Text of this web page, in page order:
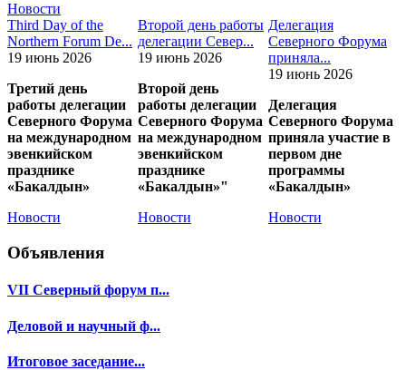
Новости
Third Day of the
Northern Forum De...
19 июнь 2026
Третий день
работы делегации
Северного Форума
на международном
эвенкийском
празднике
«Бакалдын»
Новости
Второй день работы
делегации Север...
19 июнь 2026
Второй день
работы делегации
Северного Форума
на международном
эвенкийском
празднике
«Бакалдын»"
Новости
Делегация
Северного Форума
приняла...
19 июнь 2026
Делегация
Северного Форума
приняла участие в
первом дне
программы
«Бакалдын»
Новости
Объявления
VII Северный форум п...
Деловой и научный ф...
Итоговое заседание...